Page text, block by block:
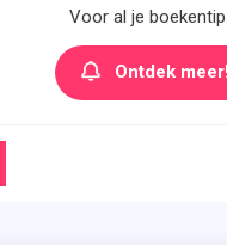
Voor al je
Ontdek meer!